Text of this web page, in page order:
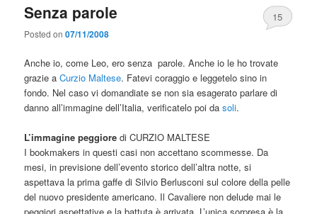
Senza parole
Posted on07/11/2008
15
Anche io, come Leo, ero senza parole. Anche io le ho trovate
grazie aCurzio Maltese. Fatevi coraggio e leggetelo sino in
fondo. Nel caso vi domandiate se non sia esagerato parlare di
danno all’immagine dell’Italia, verificatelo poi dasoli.
L’immagine peggiore di CURZIO MALTESE
I bookmakers in questi casi non accettano scommesse. Da
mesi, in previsione dell’evento storico dell’altra notte, si
aspettava la prima gaffe di Silvio Berlusconi sul colore della pelle
del nuovo presidente americano. Il Cavaliere non delude mai le